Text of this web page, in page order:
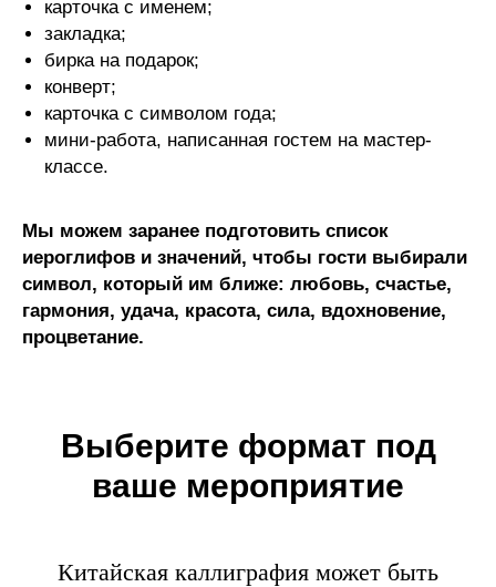
карточка с именем;
закладка;
бирка на подарок;
конверт;
карточка с символом года;
мини-работа, написанная гостем на мастер-
классе.
Мы можем заранее подготовить список
иероглифов и значений, чтобы гости выбирали
символ, который им ближе: любовь, счастье,
гармония, удача, красота, сила, вдохновение,
процветание.
Выберите формат под
ваше мероприятие
Китайская каллиграфия может быть